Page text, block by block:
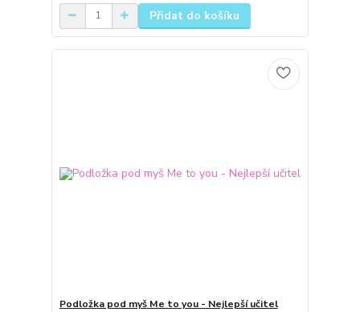
Přidat do košíku
Podložka pod myš Me to you - Nejlepší učitel